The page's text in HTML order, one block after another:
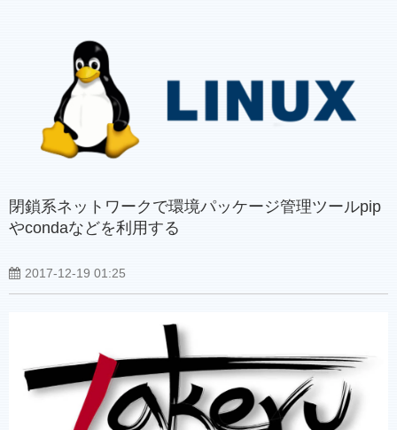
閉鎖系ネットワークで環境パッケージ管理ツールpip
やcondaなどを利用する
2017-12-19 01:25